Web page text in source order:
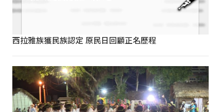
西拉雅族獲民族認定 原民日回顧正名歷程